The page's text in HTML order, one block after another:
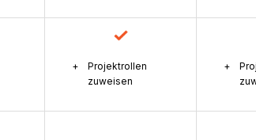
Projektrollen
zuweisen